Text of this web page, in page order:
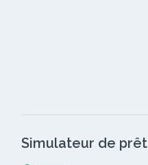
Simulateur de prêt